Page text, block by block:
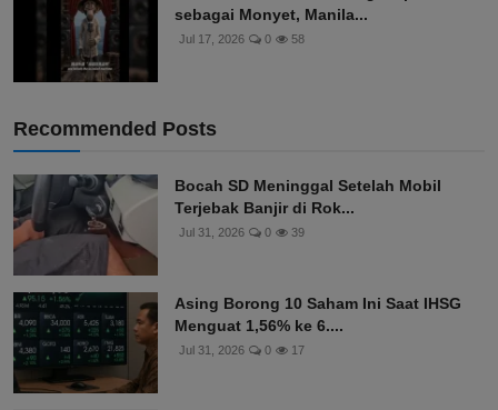
sebagai Monyet, Manila...
Jul 17, 2026 0 58
Recommended Posts
Bocah SD Meninggal Setelah Mobil
Terjebak Banjir di Rok...
Jul 31, 2026 0 39
Asing Borong 10 Saham Ini Saat IHSG
Menguat 1,56% ke 6....
Jul 31, 2026 0 17